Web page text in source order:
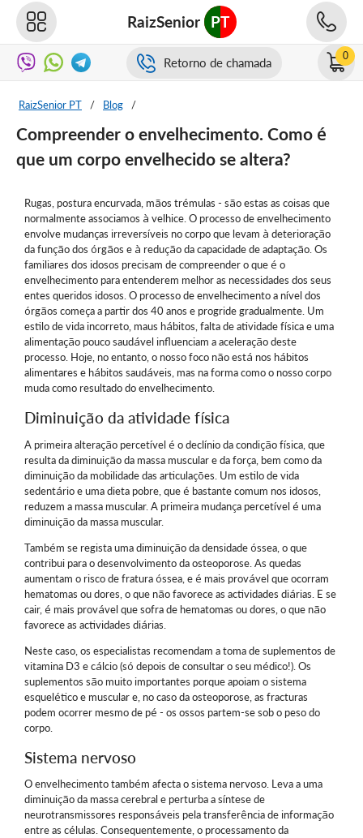
RaizSenior PT
Retorno de chamada 0
RaizSenior PT / Blog /
Compreender o envelhecimento. Como é
que um corpo envelhecido se altera?
Rugas, postura encurvada, mãos trémulas - são estas as coisas que
normalmente associamos à velhice. O processo de envelhecimento
envolve mudanças irreversíveis no corpo que levam à deterioração
da função dos órgãos e à redução da capacidade de adaptação. Os
familiares dos idosos precisam de compreender o que é o
envelhecimento para entenderem melhor as necessidades dos seus
entes queridos idosos. O processo de envelhecimento a nível dos
órgãos começa a partir dos 40 anos e progride gradualmente. Um
estilo de vida incorreto, maus hábitos, falta de atividade física e uma
alimentação pouco saudável influenciam a aceleração deste
processo. Hoje, no entanto, o nosso foco não está nos hábitos
alimentares e hábitos saudáveis, mas na forma como o nosso corpo
muda como resultado do envelhecimento.
Diminuição da atividade física
A primeira alteração percetível é o declínio da condição física, que
resulta da diminuição da massa muscular e da força, bem como da
diminuição da mobilidade das articulações. Um estilo de vida
sedentário e uma dieta pobre, que é bastante comum nos idosos,
reduzem a massa muscular. A primeira mudança percetível é uma
diminuição da massa muscular.
Também se regista uma diminuição da densidade óssea, o que
contribui para o desenvolvimento da osteoporose. As quedas
aumentam o risco de fratura óssea, e é mais provável que ocorram
hematomas ou dores, o que não favorece as actividades diárias. E se
cair, é mais provável que sofra de hematomas ou dores, o que não
favorece as actividades diárias.
Neste caso, os especialistas recomendam a toma de suplementos de
vitamina D3 e cálcio (só depois de consultar o seu médico!). Os
suplementos são muito importantes porque apoiam o sistema
esquelético e muscular e, no caso da osteoporose, as fracturas
podem ocorrer mesmo de pé - os ossos partem-se sob o peso do
corpo.
Sistema nervoso
O envelhecimento também afecta o sistema nervoso. Leva a uma
diminuição da massa cerebral e perturba a síntese de
neurotransmissores responsáveis pela transferência de informação
entre as células. Consequentemente, o processamento da